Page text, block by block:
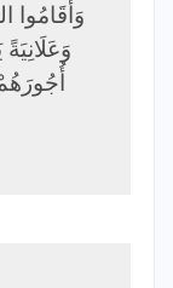
وَأَقَامُوا